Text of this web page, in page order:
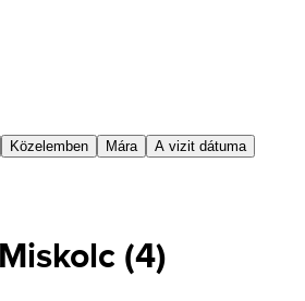
Közelemben Mára
A vizit dátuma
(4)